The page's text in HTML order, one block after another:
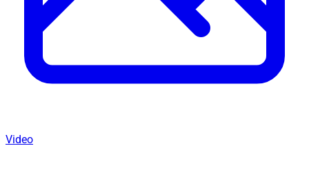
Video